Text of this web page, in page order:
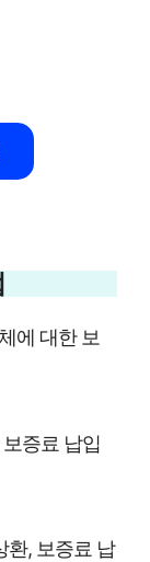
에 대한 보
증료 납입
환, 보증료 납